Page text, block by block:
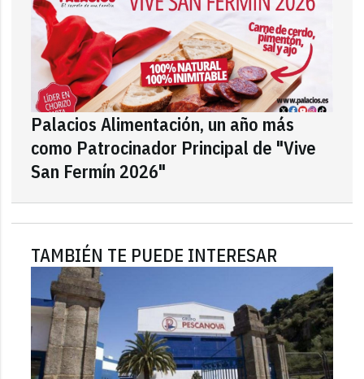
Palacios Alimentación, un año más
como Patrocinador Principal de "Vive
San Fermín 2026"
TAMBIÉN TE PUEDE INTERESAR